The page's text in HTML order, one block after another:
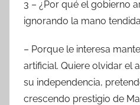
3 – ¿Por qué el gobierno
ignorando la mano
– Porque le interesa
artificial. Quiere olvidar el
su independencia,
crescendo prestigio de